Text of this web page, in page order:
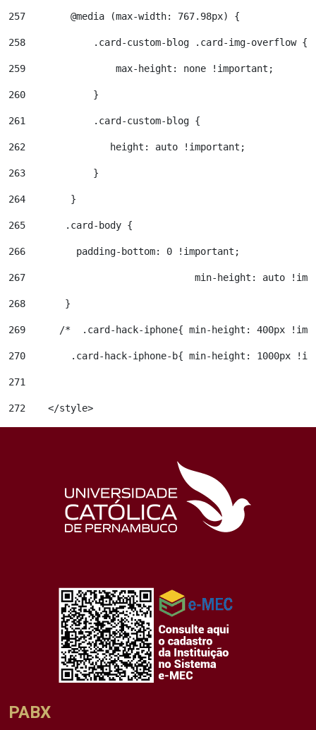
257
        @media (max-width: 767.98px) {
258
            .card-custom-blog .card-img-overflow {
259
                max-height: none !important;
260
            }
261
            .card-custom-blog {
262
               height: auto !important;
263
            }
264
        }
265
       .card-body {
266
         padding-bottom: 0 !important;
267
min-height: auto
268
       }
269
/*  .card-hack-iphone{ min-height: 400px
270
.card-hack-iphone-b{ min-height: 1000px
271
272
    </style>
PABX